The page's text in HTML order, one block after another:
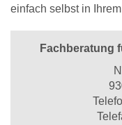
einfach selbst in
Fachberatung